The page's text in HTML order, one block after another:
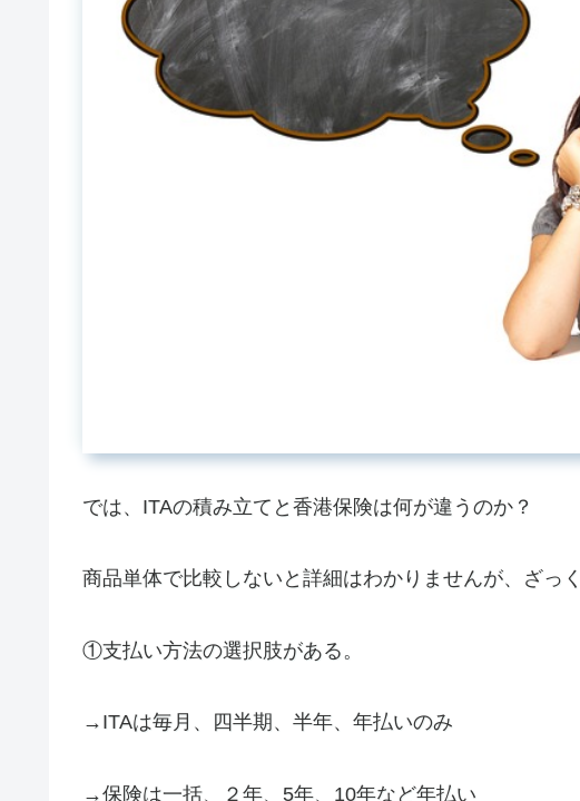
では、ITAの積み立てと香港保険は何が違うのか？
商品単体で比較しないと詳細はわかりませんが、ざっ
①支払い方法の選択肢がある。
→ITAは毎月、四半期、半年、年払いのみ
→保険は一括、２年、5年、10年など年払い